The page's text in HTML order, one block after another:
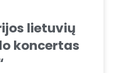
lietuvių
koncertas